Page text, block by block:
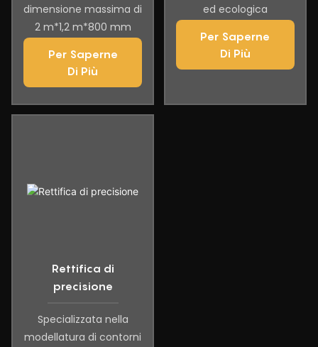
dimensione massima di
2 m*1,2 m*800 mm
Per Saperne
Di Più
ed ecologica
Per Saperne
Di Più
Rettifica di
precisione
Specializzata nella
modellatura di contorni